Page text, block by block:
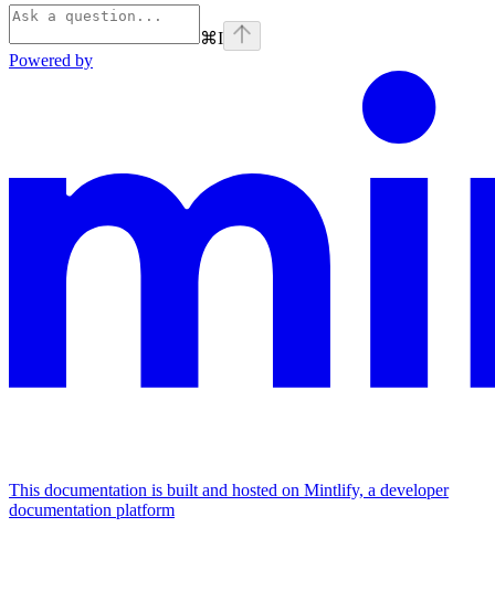
⌘I
Powered by
This documentation is built and hosted on Mintlify, a developer
documentation platform